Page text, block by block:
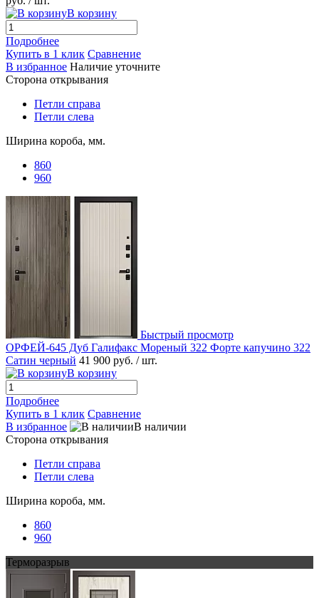
В корзину
Подробнее
Купить в 1 клик Сравнение
В избранное Наличие уточните
Сторона открывания
Петли справа
Петли слева
Ширина короба, мм.
860
960
Быстрый просмотр
ОРФЕЙ-645 Дуб Галифакс Мореный 322 Форте капучино 322
Сатин черный 41 900 руб. / шт.
В корзину
Подробнее
Купить в 1 клик Сравнение
В избранное
В наличии
Сторона открывания
Петли справа
Петли слева
Ширина короба, мм.
860
960
Терморазрыв